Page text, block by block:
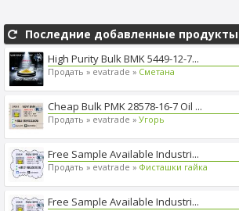
Последние добавленные продукты
High Purity Bulk BMK 5449-12-7...
Продать » evatrade » Cметана
Cheap Bulk PMK 28578-16-7 Oil ...
Продать » evatrade » Угорь
Free Sample Available Industri...
Продать » evatrade » Фисташки гайка
Free Sample Available Industri...